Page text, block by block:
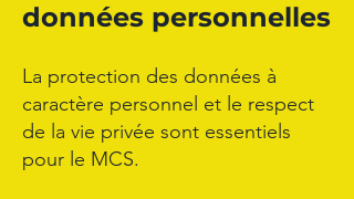
données personnelles
La protection des données à
caractère personnel et le respect
de la vie privée sont essentiels
pour le MCS.